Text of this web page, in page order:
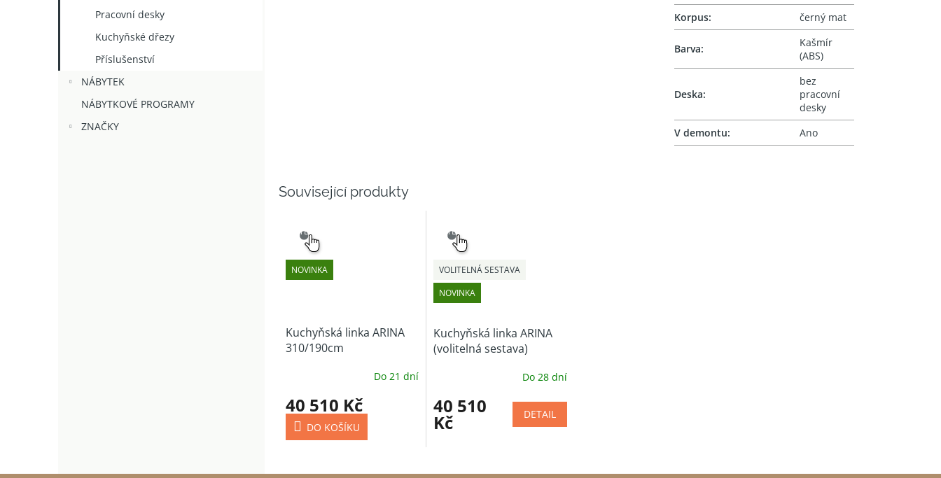
Pracovní desky
Kuchyňské dřezy
Příslušenství
NÁBYTEK
NÁBYTKOVÉ PROGRAMY
ZNAČKY
Související produkty
NOVINKA
VÝBĚR
Kuchyňská linka ARINA
310/190cm
Do 21 dní
40 510 Kč
DO KOŠÍKU
NOVINKA
VOLITELNÁ SESTAVA
VÝBĚR
Kuchyňská linka ARINA
(volitelná sestava)
Do 28 dní
40 510
Kč DETAIL
Korpus: černý mat
Barva:
Kašmír
(ABS)
Deska:
bez
pracovní
desky
V demontu: Ano